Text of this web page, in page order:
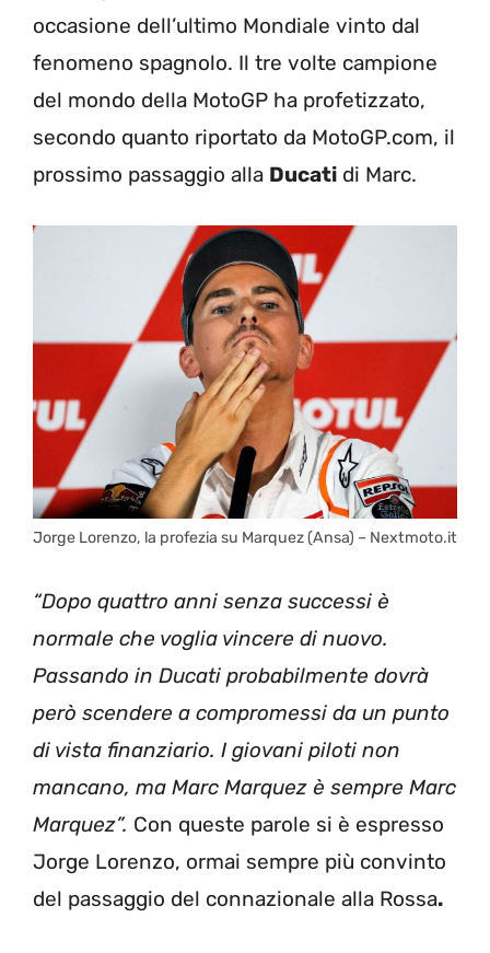
occasione dell’ultimo Mondiale vinto dal
fenomeno spagnolo. Il tre volte campione
del mondo della MotoGP ha profetizzato,
secondo quanto riportato da MotoGP.com, il
prossimo passaggio alla Ducati di Marc.
Jorge Lorenzo, la profezia su Marquez (Ansa) – Nextmoto.it
“Dopo quattro anni senza successi è
normale che voglia vincere di nuovo.
Passando in Ducati probabilmente dovrà
però scendere a compromessi da un punto
di vista finanziario. I giovani piloti non
mancano, ma Marc Marquez è sempre Marc
Marquez”. Con queste parole si è espresso
Jorge Lorenzo, ormai sempre più convinto
del passaggio del connazionale alla Rossa.